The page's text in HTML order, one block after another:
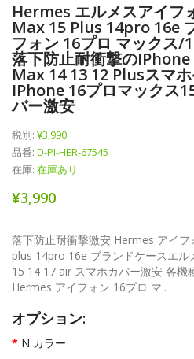
Hermes エルメスアイフ
Max 15 Plus 14pro 16e
フォン 16プロ マックス/
落下防止耐衝撃の
Max 14 13 12 Plusスマ
IPhone 16プロマックス
バー激安
税別: ¥3,990
品番: D-PI-HER-67545
在庫: 在庫あり
¥3,990
落下防止耐衝撃激安 Hermes アイ
plus 14pro 16e ブランドケースエル
15 14 17 air スマホカバー激安 各機
Hermes アイフォン 16プロ マ..
オプション:
N カラー